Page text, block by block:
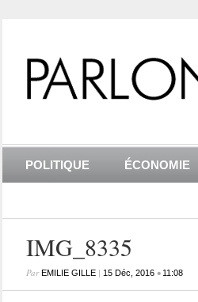
POLITIQUE ÉCONOMIE
IMG_8335
ParEMILIE GILLE| 15 Déc, 2016• 11:08